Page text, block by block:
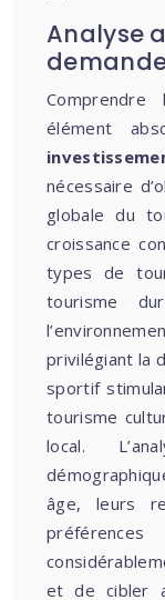
Analyse
élément
nécessaire
globale du
croissance
types de
tourisme
privilégiant la
sportif
tourisme
local.
âge, leurs
et de cibler